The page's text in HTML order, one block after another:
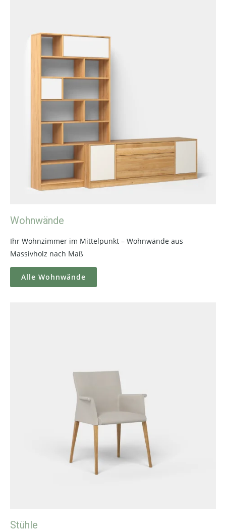
Wohnwände
Ihr Wohnzimmer im Mittelpunkt – Wohnwände aus
Massivholz nach Maß
Alle Wohnwände
Stühle